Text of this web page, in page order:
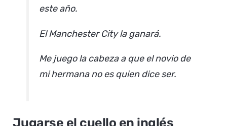
este año.
El Manchester City la ganará.
Me juego la cabeza a que el novio de
mi hermana no es quien dice ser.
Jugarse el cuello en inglés